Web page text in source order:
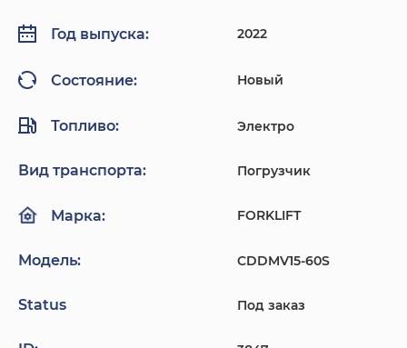
Год выпуска: 2022
Состояние: Новый
Топливо: Электро
Вид транспорта: Погрузчик
Марка: FORKLIFT
Модель: CDDMV15-60S
Status Под заказ